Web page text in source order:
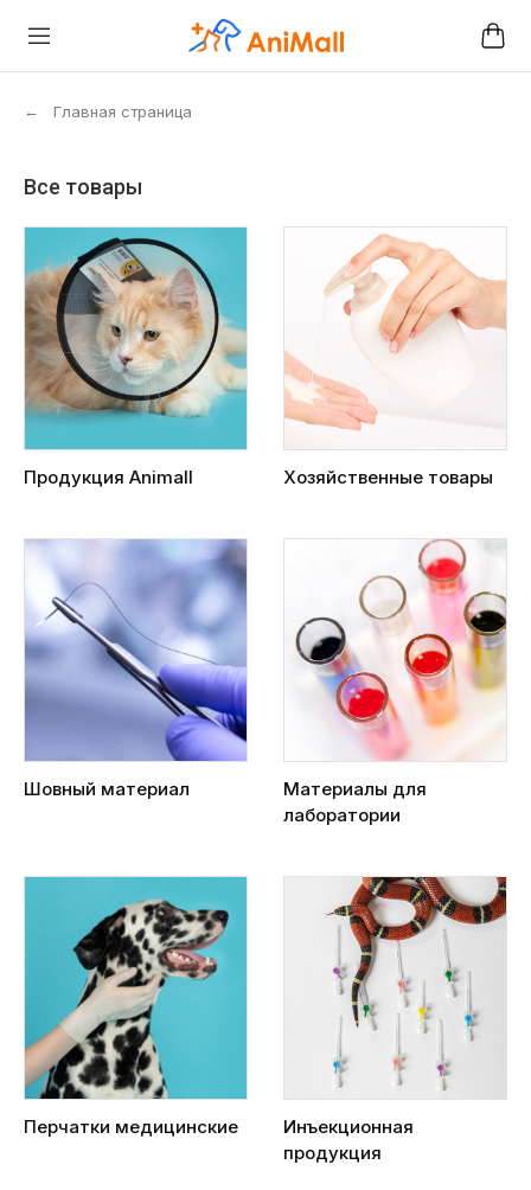
← Главная страница
Все товары
Продукция Animall Хозяйственные товары
Шовный материал
Материалы для
лаборатории
Перчатки медицинские
Инъекционная
продукция